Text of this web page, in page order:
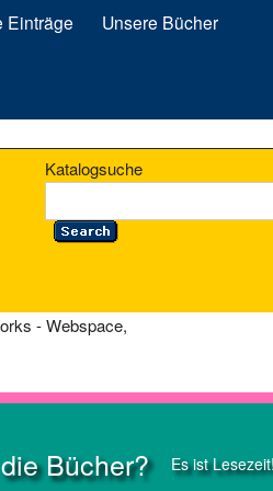
Einträge Unsere Bücher
Katalogsuche
- Webspace,
Bücher? Es ist